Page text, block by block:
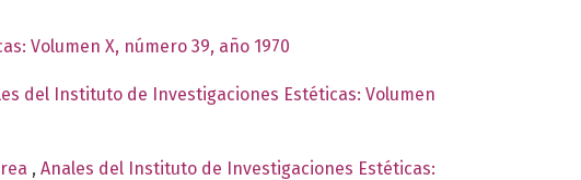
Volumen X, número 39, año 1970
del Instituto de Investigaciones Estéticas: Volumen
, Anales del Instituto de Investigaciones Estéticas: